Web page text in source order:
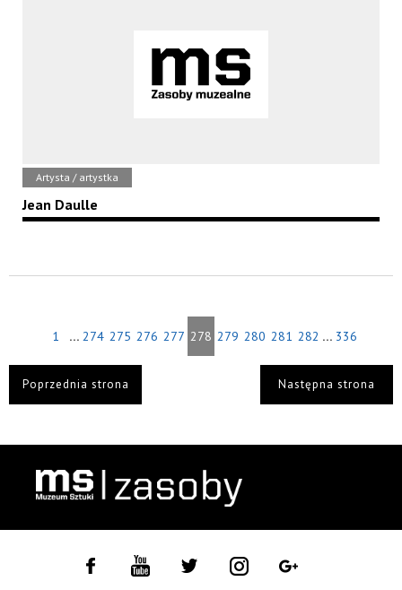
Artysta / artystka
Jean Daulle
1 ... 274 275 276 277 278 279 280 281 282 ... 336
Poprzednia strona Następna strona